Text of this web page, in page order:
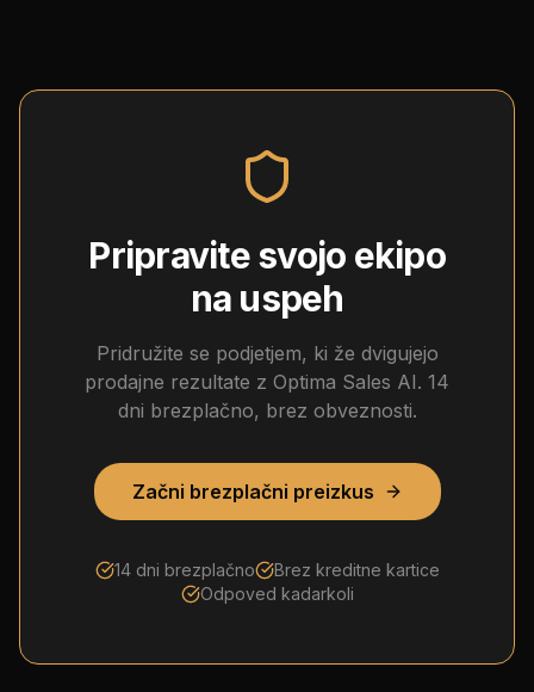
Pripravite svojo ekipo
na uspeh
Pridružite se podjetjem, ki že dvigujejo
prodajne rezultate z Optima Sales AI. 14
dni brezplačno, brez obveznosti.
Začni brezplačni preizkus
14 dni brezplačno
Brez kreditne kartice
Odpoved kadarkoli